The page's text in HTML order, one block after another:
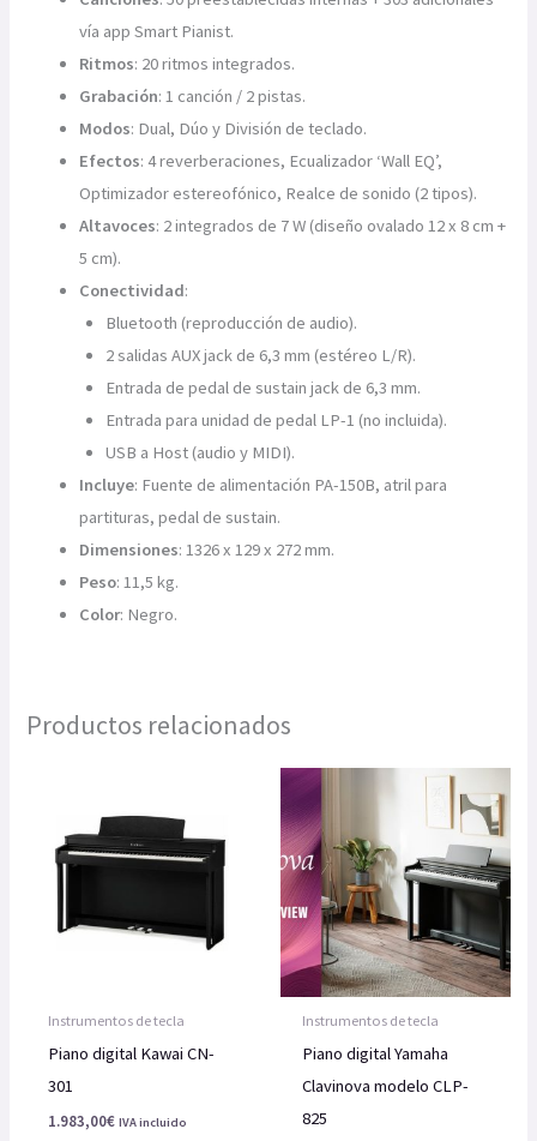
vía app Smart Pianist.
Ritmos: 20 ritmos integrados.
Grabación: 1 canción / 2 pistas.
Modos: Dual, Dúo y División de teclado.
Efectos: 4 reverberaciones, Ecualizador ‘Wall EQ’,
Optimizador estereofónico, Realce de sonido (2 tipos).
Altavoces: 2 integrados de 7 W (diseño ovalado 12 x 8 cm +
5 cm).
Conectividad:
Bluetooth (reproducción de audio).
2 salidas AUX jack de 6,3 mm (estéreo L/R).
Entrada de pedal de sustain jack de 6,3 mm.
Entrada para unidad de pedal LP-1 (no incluida).
USB a Host (audio y MIDI).
Incluye: Fuente de alimentación PA-150B, atril para
partituras, pedal de sustain.
Dimensiones: 1326 x 129 x 272 mm.
Peso: 11,5 kg.
Color: Negro.
Productos relacionados
Instrumentos de tecla
Piano digital Kawai CN-
301
1.983,00€ IVA incluido
Instrumentos de tecla
Piano digital Yamaha
Clavinova modelo CLP-
825